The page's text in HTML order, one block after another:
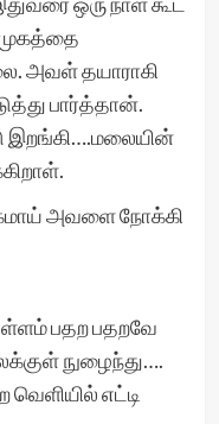
அவள் தயாராகி
பார்த்தான்.
அவளை நோக்கி
பதற பதறவே
நுழைந்து….
எட்டி